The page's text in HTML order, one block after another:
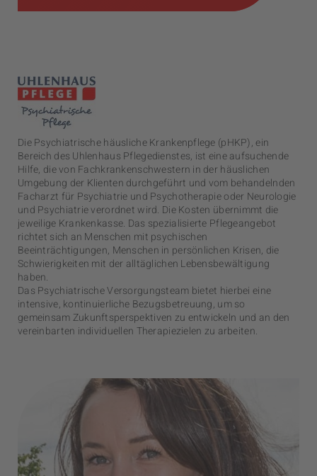
Die Psychiatrische häusliche Krankenpflege (pHKP), ein
Bereich des Uhlenhaus Pflegedienstes, ist eine aufsuchende
Hilfe, die von Fachkrankenschwestern in der häuslichen
Umgebung der Klienten durchgeführt und vom behandelnden
Facharzt für Psychiatrie und Psychotherapie oder Neurologie
und Psychiatrie verordnet wird. Die Kosten übernimmt die
jeweilige Krankenkasse. Das spezialisierte Pflegeangebot
richtet sich an Menschen mit psychischen
Beeinträchtigungen, Menschen in persönlichen Krisen, die
Schwierigkeiten mit der alltäglichen Lebensbewältigung
haben.
Das Psychiatrische Versorgungsteam bietet hierbei eine
intensive, kontinuierliche Bezugsbetreuung, um so
gemeinsam Zukunftsperspektiven zu entwickeln und an den
vereinbarten individuellen Therapiezielen zu arbeiten.